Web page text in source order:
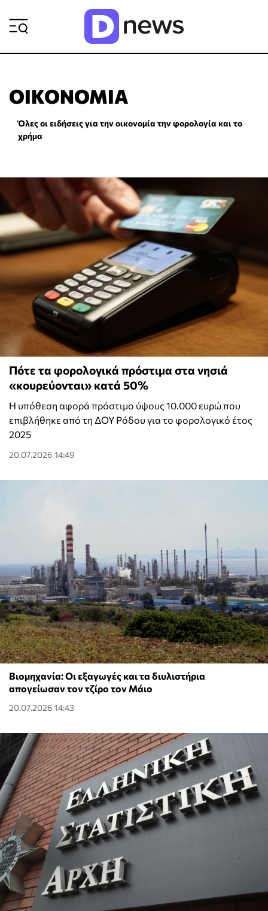
ΟΙΚΟΝΟΜΊΑ
Όλες οι ειδήσεις για την οικονομία την φορολογία και το
χρήμα
Πότε τα φορολογικά πρόστιμα στα νησιά
«κουρεύονται» κατά 50%
Η υπόθεση αφορά πρόστιμο ύψους 10.000 ευρώ που
επιβλήθηκε από τη ΔΟΥ Ρόδου για το φορολογικό έτος
2025
20.07.2026 14:49
Βιομηχανία: Οι εξαγωγές και τα διυλιστήρια
απογείωσαν τον τζίρο τον Μάιο
20.07.2026 14:43